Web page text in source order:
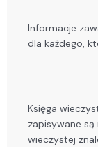
Informacje
dla każdego,
Księga
zapisywane
wieczystej